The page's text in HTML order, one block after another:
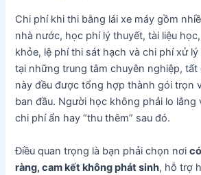
Chi phí khi thi bằng lái xe máy gồm
nhà nước, học phí lý thuyết, tài liệu
khỏe, lệ phí thi sát hạch và chi phí xử lý
tại những trung tâm chuyên nghiệp,
này đều được tổng hợp thành gói trọn
ban đầu. Người học không phải lo lắng
chi phí ẩn hay “thu thêm” sau đó.
Điều quan trọng là bạn phải chọn nơi
ràng, cam kết không phát sinh, hỗ trợ